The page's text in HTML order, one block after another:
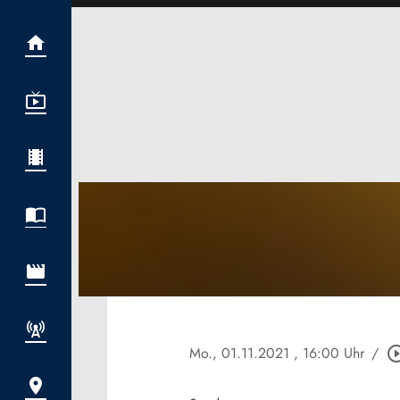
Mo., 01.11.2021 , 16:00 Uhr /